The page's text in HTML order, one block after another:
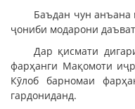
Баъдан чун анъана
ҷониби модарони
Дар қисмати
фарҳанги Мақомоти
Кӯлоб барномаи
гардониданд.